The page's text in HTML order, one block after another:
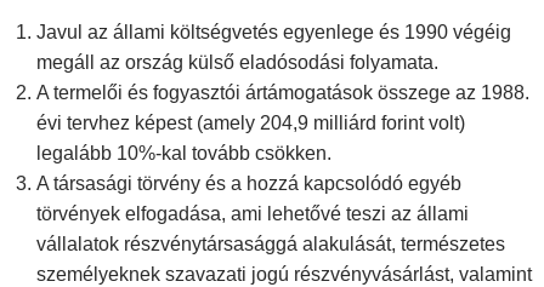
Javul az állami költségvetés egyenlege és 1990 végéig
megáll az ország külső eladósodási folyamata.
A termelői és fogyasztói ártámogatások összege az 1988.
évi tervhez képest (amely 204,9 milliárd forint volt)
legalább 10%-kal tovább csökken.
A társasági törvény és a hozzá kapcsolódó egyéb
törvények elfogadása, ami lehetővé teszi az állami
vállalatok részvénytársasággá alakulását, természetes
személyeknek szavazati jogú részvényvásárlást, valamint